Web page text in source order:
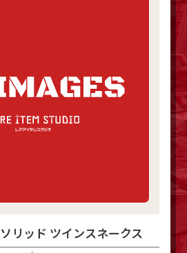
リッド ツインスネークス